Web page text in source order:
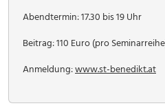
Abendtermin: 17.30 bis 19 Uhr
Beitrag: 110 Euro (pro
Anmeldung:www.st-benedikt.at